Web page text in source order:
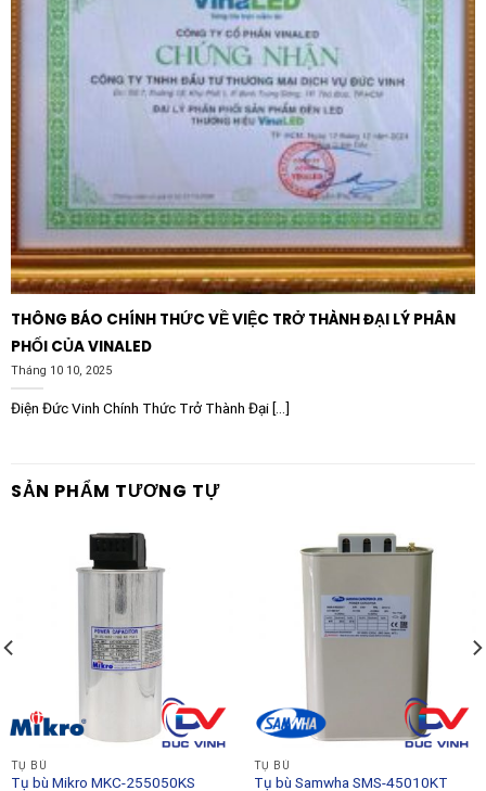
THÔNG BÁO CHÍNH THỨC VỀ VIỆC TRỞ THÀNH ĐẠI LÝ PHÂN
PHỐI CỦA VINALED
Tháng 10 10, 2025
Điện Đức Vinh Chính Thức Trở Thành Đại [...]
SẢN PHẨM TƯƠNG TỰ
TỤ BÙ
Tụ bù Mikro MKC-255050KS
TỤ BÙ
Tụ bù Samwha SMS-45010KT